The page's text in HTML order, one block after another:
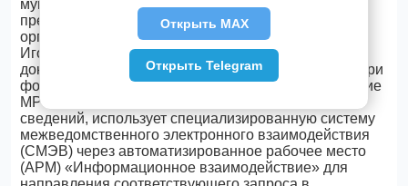
муниципальных услуг») гражданин не обязан
представлять справки из других федеральных
органов исполнительной власти (ФОИВ)» - отметил
Игорь Панасенко. При отсутствии какого-либо
документа, из пакета документов, направленного при
формировании электронной заявки в подразделение
МРЭО, госинспектор, для получения недостающих
сведений, использует специализированную систему
межведомственного электронного взаимодействия
(СМЭВ) через автоматизированное рабочее место
(АРМ) «Информационное взаимодействие» для
Открыть MAX
Открыть Telegram